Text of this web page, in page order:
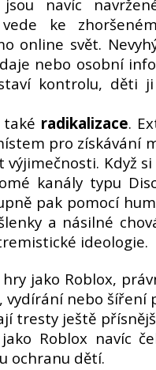
navíc
ke
online svět.
nebo osobní
kontrolu, děti
radikalizace.
pro získávání
Když si
kanály typu
pak pomocí
a násilné
ideologie.
jako Roblox,
vydírání nebo šíření
tresty ještě
Roblox navíc
ochranu dětí.